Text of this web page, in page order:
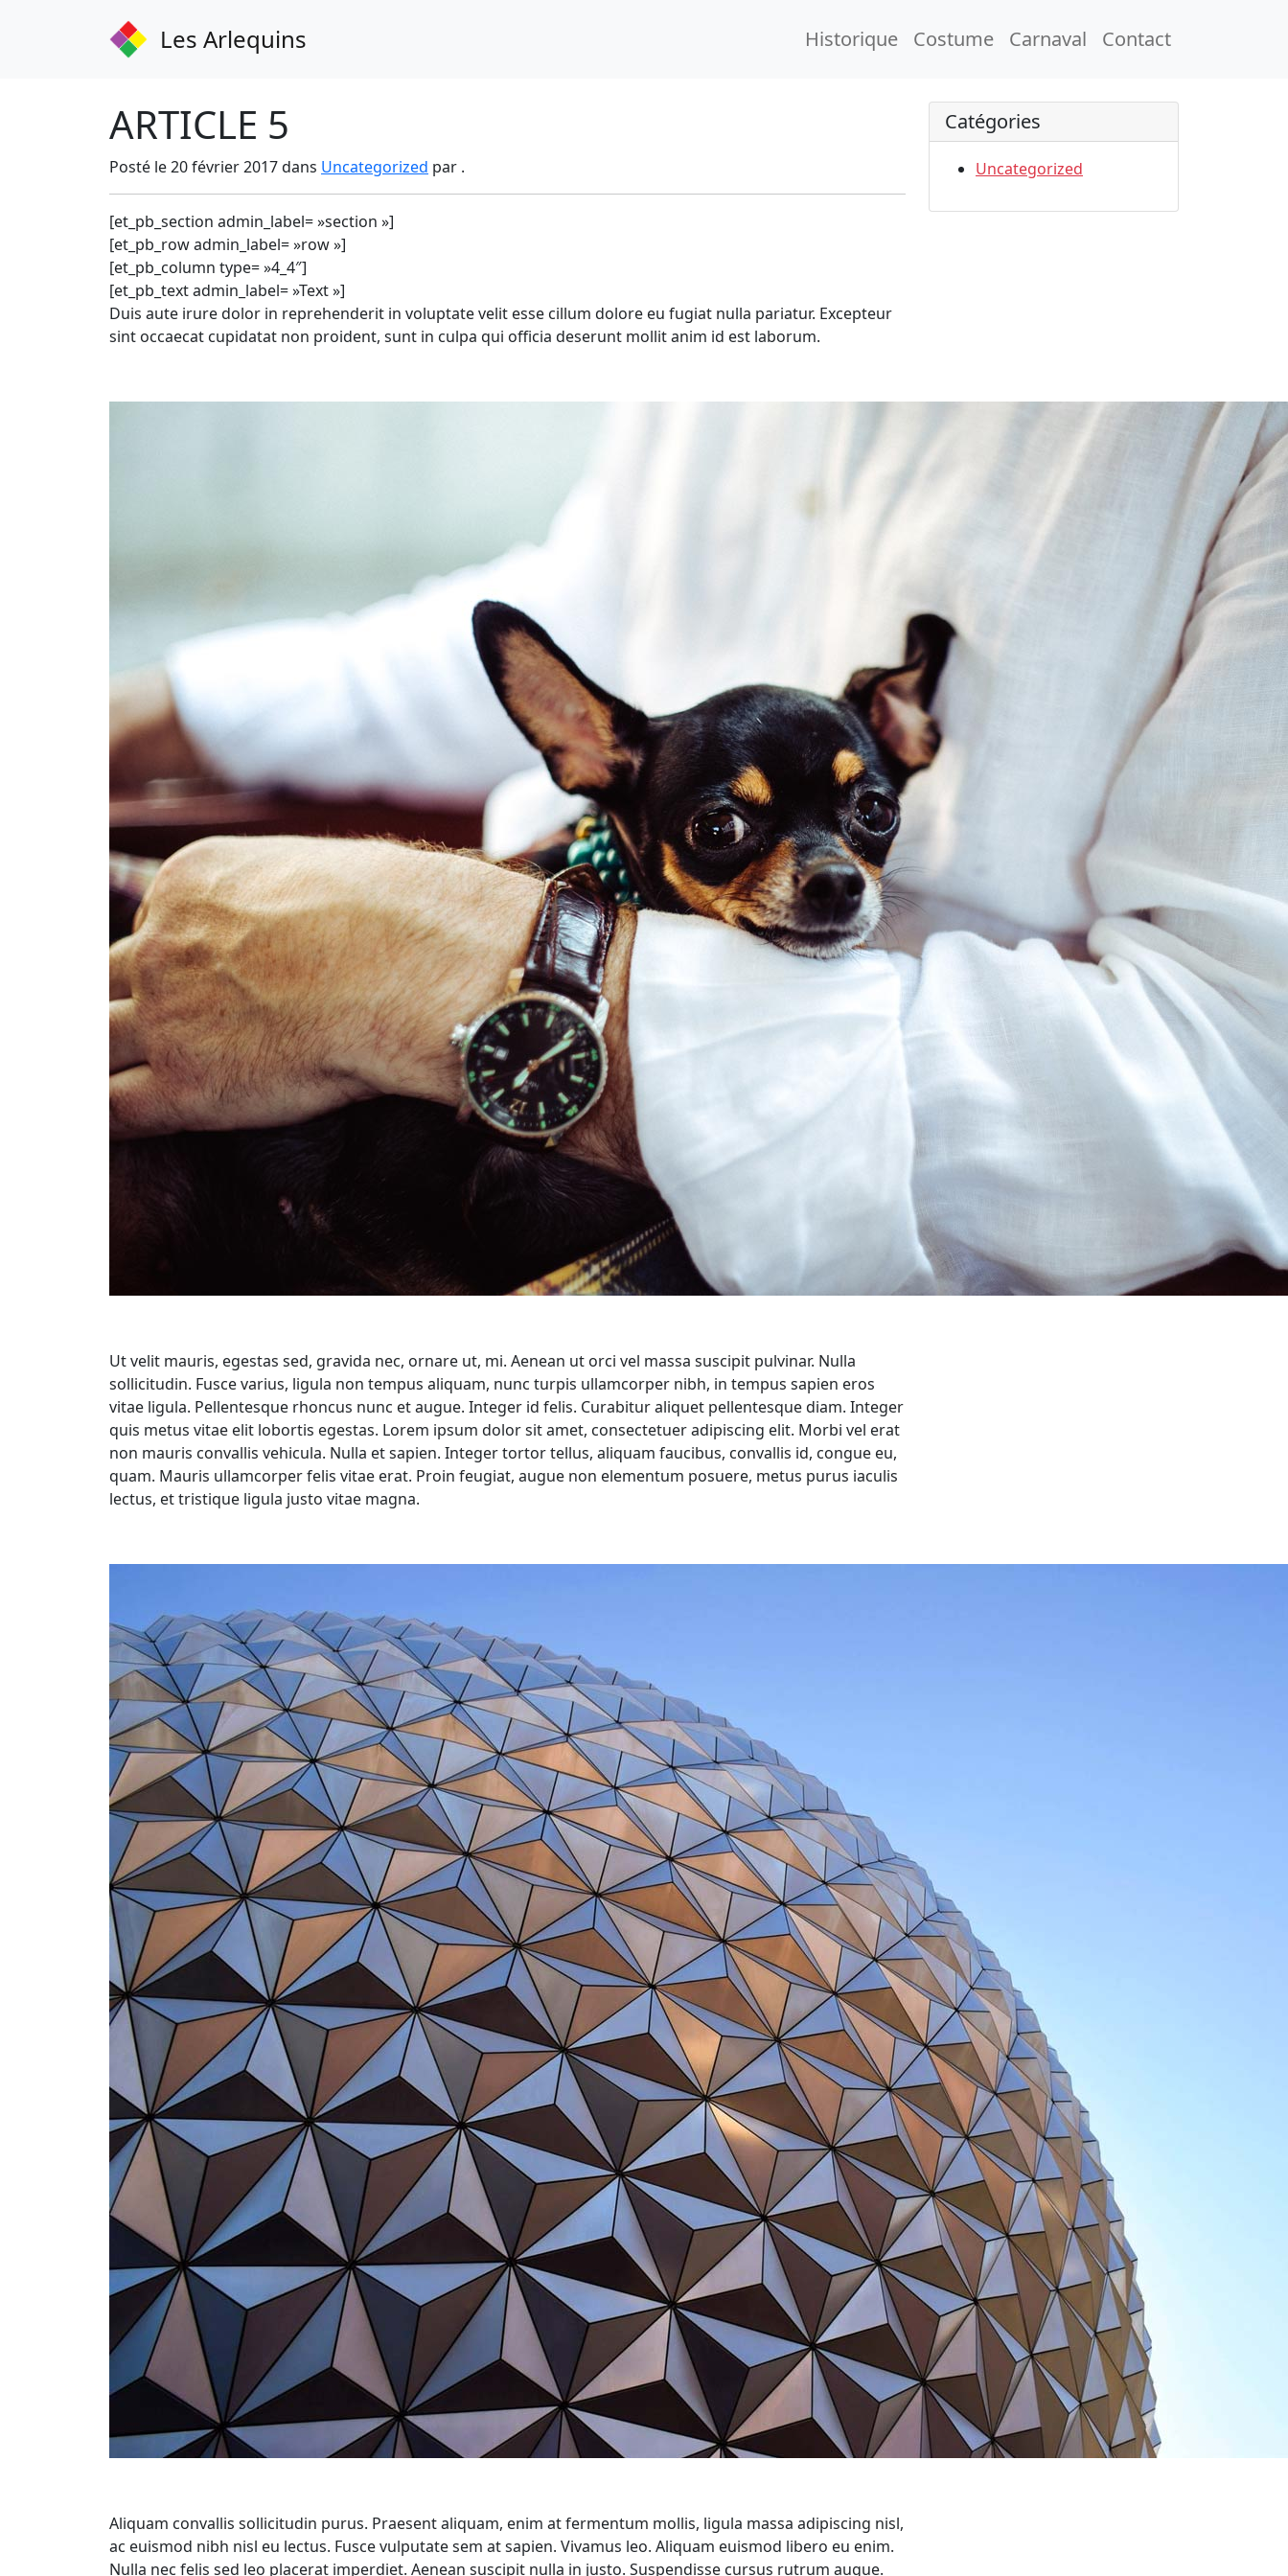
Les Arlequins Historique Costume Carnaval Contact
ARTICLE 5
Posté le 20 février 2017 dans Uncategorized par .
[et_pb_section admin_label= »section »]
[et_pb_row admin_label= »row »]
[et_pb_column type= »4_4″]
[et_pb_text admin_label= »Text »]
Duis aute irure dolor in reprehenderit in voluptate velit esse cillum dolore eu fugiat nulla pariatur. Excepteur
sint occaecat cupidatat non proident, sunt in culpa qui officia deserunt mollit anim id est laborum.
Ut velit mauris, egestas sed, gravida nec, ornare ut, mi. Aenean ut orci vel massa suscipit pulvinar. Nulla
sollicitudin. Fusce varius, ligula non tempus aliquam, nunc turpis ullamcorper nibh, in tempus sapien eros
vitae ligula. Pellentesque rhoncus nunc et augue. Integer id felis. Curabitur aliquet pellentesque diam. Integer
quis metus vitae elit lobortis egestas. Lorem ipsum dolor sit amet, consectetuer adipiscing elit. Morbi vel erat
non mauris convallis vehicula. Nulla et sapien. Integer tortor tellus, aliquam faucibus, convallis id, congue eu,
quam. Mauris ullamcorper felis vitae erat. Proin feugiat, augue non elementum posuere, metus purus iaculis
lectus, et tristique ligula justo vitae magna.
Aliquam convallis sollicitudin purus. Praesent aliquam, enim at fermentum mollis, ligula massa adipiscing nisl,
ac euismod nibh nisl eu lectus. Fusce vulputate sem at sapien. Vivamus leo. Aliquam euismod libero eu enim.
Nulla nec felis sed leo placerat imperdiet. Aenean suscipit nulla in justo. Suspendisse cursus rutrum augue.
Catégories
Uncategorized